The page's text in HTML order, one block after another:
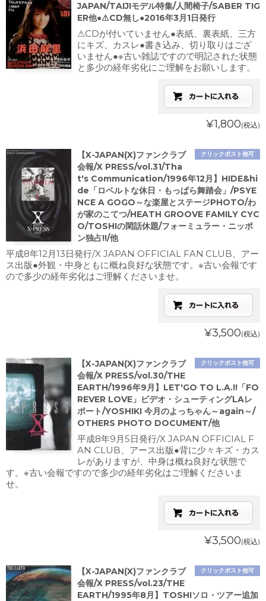
JAPAN/TAIJIモデル特集/人間椅子/SABER TIG
ER他●⚠CD無し●2016年3月1日発行
⚠CDが付いていません●表紙、裏表紙、三方
にキズ、カスレ●書き込み、切り取りはござ
いません●※古い雑誌ですので明記された状態
と多少の経年劣化にご理解をお願いします。
¥1,800(税込)
クリックポスト他可
【X-JAPAN(X)ファンクラブ
会報/X PRESS/vol.31/Tha
t's Communication/1996年12月】HIDE&hi
de「ロベルトな休日・もっぱら舞踏会」/PSYE
NCE A GOGO～な楽屋とステージPHOTO/わ
が家のこてつ/HEATH GROOVE FAMILY CYC
O/TOSHIの閑話休題/フォーミュラー・ニッポ
ン独占!!/他
平成8年12月13日発行/X JAPAN OFFICIAL FAN CLUB、アー
ス出版●外観・中身ともに概ね良好な状態です。※古い会報です
ので多少の経年劣化はご理解くださいませ。
¥3,500(税込)
クリックポスト他可
【X-JAPAN(X)ファンクラブ
会報/X PRESS/vol.30/THE
EARTH/1996年9月】LET'GO TO L.A.!!「FO
REVER LOVE」ビデオ・シューティングLAレ
ポート/YOSHIKI 今月のよっちゃん～again～/
OTHERS PHOTO DOCUMENT/他
平成8年9月5日発行/X JAPAN OFFICIAL F
AN CLUB、アース出版●背に少々キズ・カス
レがありますが、中身は概ね良好な状態で
す。※古い会報ですので多少の経年劣化はご理解くださいま
せ。
¥3,500(税込)
クリックポスト他可
【X-JAPAN(X)ファンクラブ
会報/X PRESS/vol.23/THE
EARTH/1995年8月】TOSHIソロ・ツアー追加